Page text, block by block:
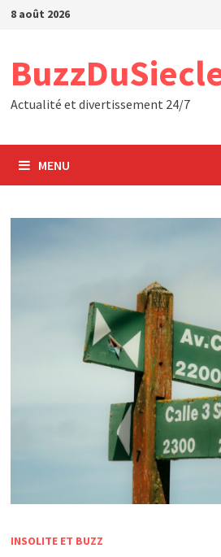
Passer
8 août 2026
Actualité et divertissement 24/7
MENU
INSOLITE ET BUZZ